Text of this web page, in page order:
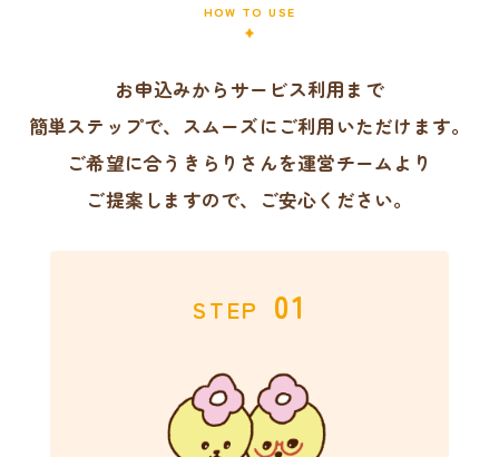
HOW TO USE
お申込みからサービス利用まで
簡単ステップで、スムーズにご利用いただけます。
ご希望に合うきらりさんを運営チームより
ご提案しますので、ご安心ください。
STEP 01